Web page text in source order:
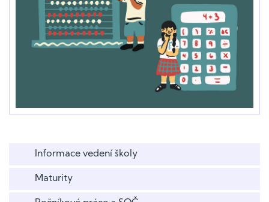
Informace vedení školy
Maturity